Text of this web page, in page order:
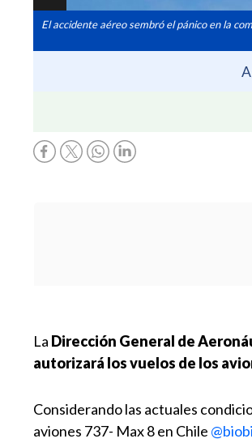
El accidente aéreo sembró el pánico en la
La Dirección General de
autorizará los vuelos de los
Considerando las actuales
aviones 737- Max 8 en Chile